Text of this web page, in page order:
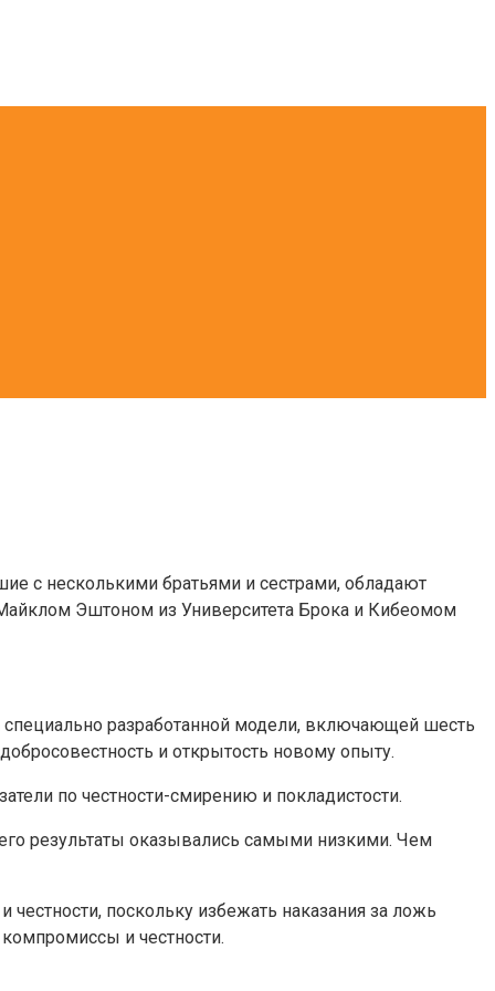
с несколькими братьями и сестрами, обладают
Эштоном из Университета Брока и Кибеомом
разработанной модели, включающей шесть
и открытость новому опыту.
по честности-смирению и покладистости.
результаты оказывались самыми низкими. Чем
поскольку избежать наказания за ложь
и честности.